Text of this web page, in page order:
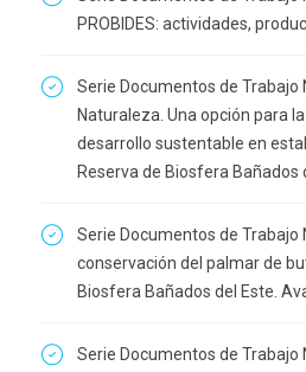
PROBIDES: actividades,
Serie Documentos de Trabajo
Naturaleza. Una opción para
desarrollo sustentable en
Reserva de Biosfera Bañados
Serie Documentos de Trabajo
conservación del palmar de
Biosfera Bañados del Este.
Serie Documentos de Trabajo